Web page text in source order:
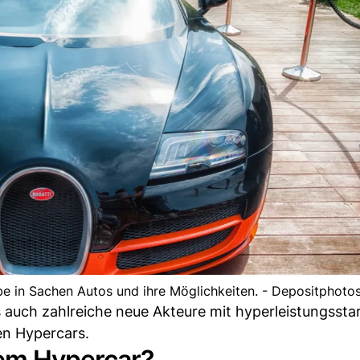
in Sachen Autos und ihre Möglichkeiten. -
zahlreiche neue Akteure mit
Hypercars.